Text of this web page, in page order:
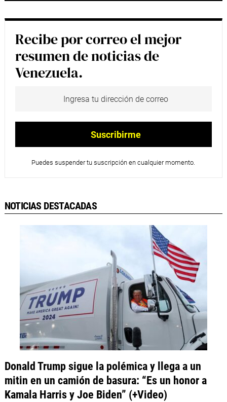
Recibe por correo el mejor
resumen de noticias de
Venezuela.
Puedes suspender tu suscripción en cualquier momento.
NOTICIAS DESTACADAS
Donald Trump sigue la polémica y llega a un
mitin en un camión de basura: “Es un honor a
Kamala Harris y Joe Biden” (+Video)